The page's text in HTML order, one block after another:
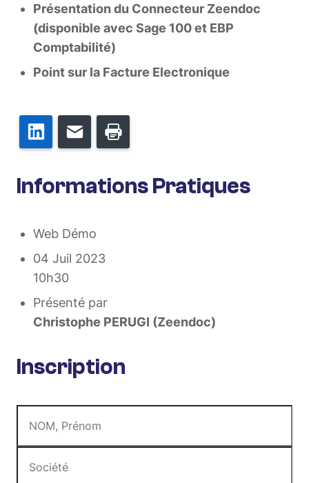
Présentation du Connecteur Zeendoc
(disponible avec Sage 100 et EBP
Comptabilité)
Point sur la Facture Electronique
LinkedInE-mail
Informations Pratiques
Web Démo
04 Juil 2023
10h30
Présenté par
Christophe PERUGI (Zeendoc)
Inscription